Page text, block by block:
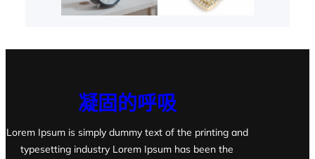
凝固的呼吸
Lorem Ipsum is simply dummy text of the printing and
typesetting industry Lorem Ipsum has been the